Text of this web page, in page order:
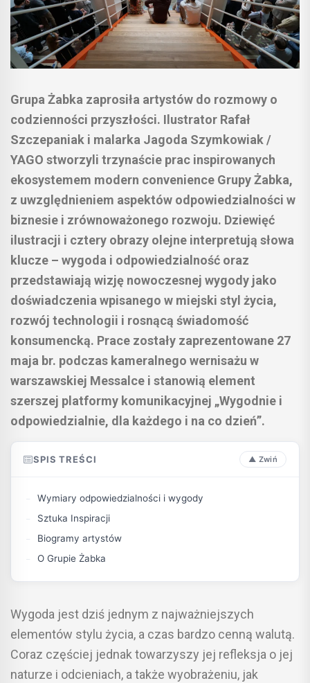
Grupa Żabka zaprosiła artystów do rozmowy o
codzienności przyszłości. Ilustrator Rafał
Szczepaniak i malarka Jagoda Szymkowiak /
YAGO stworzyli trzynaście prac inspirowanych
ekosystemem modern convenience Grupy Żabka,
z uwzględnieniem aspektów odpowiedzialności w
biznesie i zrównoważonego rozwoju. Dziewięć
ilustracji i cztery obrazy olejne interpretują słowa
klucze – wygoda i odpowiedzialność oraz
przedstawiają wizję nowoczesnej wygody jako
doświadczenia wpisanego w miejski styl życia,
rozwój technologii i rosnącą świadomość
konsumencką. Prace zostały zaprezentowane 27
maja br. podczas kameralnego wernisażu w
warszawskiej Messalce i stanowią element
szerszej platformy komunikacyjnej „Wygodnie i
odpowiedzialnie, dla każdego i na co dzień”.
SPIS TREŚCI
Wymiary odpowiedzialności i wygody
Sztuka Inspiracji
Biogramy artystów
O Grupie Żabka
Wygoda jest dziś jednym z najważniejszych
elementów stylu życia, a czas bardzo cenną walutą.
Coraz częściej jednak towarzyszy jej refleksja o jej
naturze i odcieniach, a także wyobrażeniu, jak